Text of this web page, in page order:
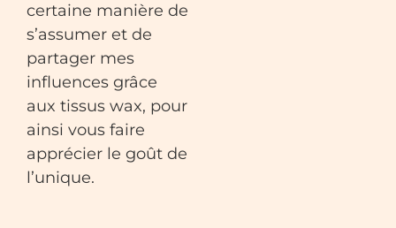
certaine manière de
s’assumer et de
partager mes
influences grâce
aux tissus wax, pour
ainsi vous faire
apprécier le goût de
l’unique.